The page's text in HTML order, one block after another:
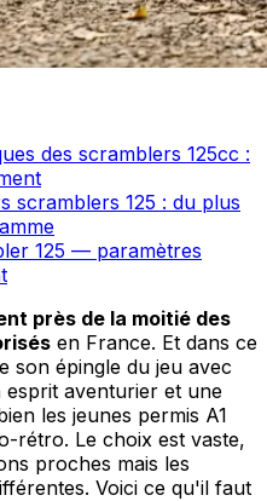
des scramblers 125cc :
scramblers 125 : du plus
125 — paramètres
près de la moitié des
en France. Et dans ce
son épingle du jeu avec
aventurier et une
les jeunes permis A1
rétro. Le choix est vaste,
proches mais les
Voici ce qu'il faut